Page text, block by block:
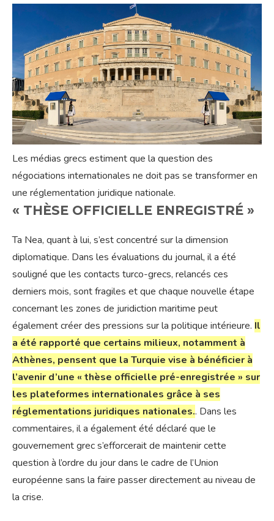
Les médias grecs estiment que la question des
négociations internationales ne doit pas se transformer en
une réglementation juridique nationale.
« THÈSE OFFICIELLE ENREGISTRÉ »
Ta Nea, quant à lui, s’est concentré sur la dimension
diplomatique. Dans les évaluations du journal, il a été
souligné que les contacts turco-grecs, relancés ces
derniers mois, sont fragiles et que chaque nouvelle étape
concernant les zones de juridiction maritime peut
également créer des pressions sur la politique intérieure. Il
a été rapporté que certains milieux, notamment à
Athènes, pensent que la Turquie vise à bénéficier à
l’avenir d’une « thèse officielle pré-enregistrée » sur
les plateformes internationales grâce à ses
réglementations juridiques nationales.. Dans les
commentaires, il a également été déclaré que le
gouvernement grec s’efforcerait de maintenir cette
question à l’ordre du jour dans le cadre de l’Union
européenne sans la faire passer directement au niveau de
la crise.